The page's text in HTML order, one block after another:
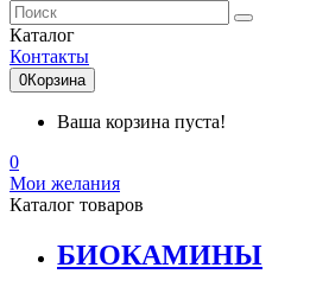
Каталог
Контакты
0Корзина
Ваша корзина пуста!
0
Мои желания
Каталог товаров
БИОКАМИНЫ